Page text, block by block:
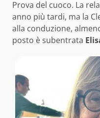
Prova del cuoco. La
anno più tardi, ma la
alla conduzione,
posto è subentrata